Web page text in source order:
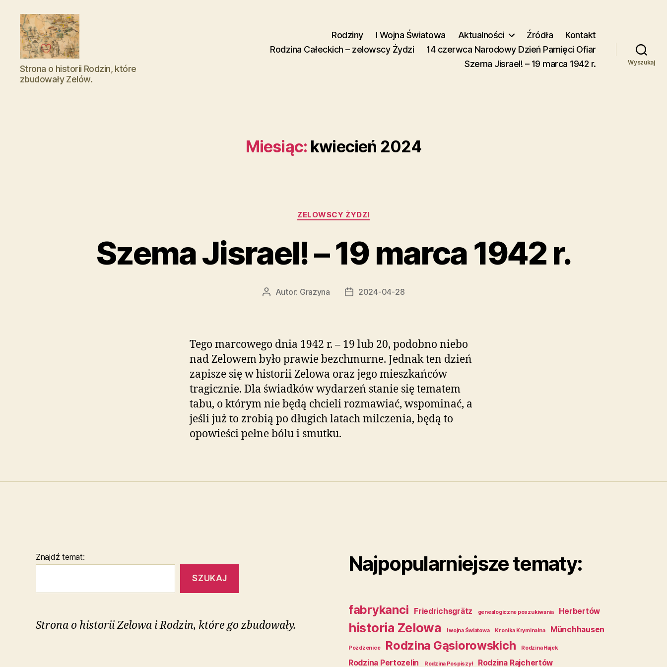
Zelowskie
Rody
Strona o historii Rodzin, które
zbudowały Zelów.
Rodziny I Wojna Światowa Aktualności Źródła
Kontakt
Rodzina Całeckich – zelowscy Żydzi
14 czerwca Narodowy Dzień Pamięci Ofiar
Szema Jisrael! – 19 marca 1942 r.
Wyszukaj
Miesiąc: kwiecień 2024
Kategorie
ZELOWSCY ŻYDZI
Szema Jisrael! – 19 marca 1942 r.
AutorAutor: Grazyna
Data2024-04-28
Tego marcowego dnia 1942 r. – 19 lub 20, podobno niebo
nad Zelowem było prawie bezchmurne. Jednak ten dzień
zapisze się w historii Zelowa oraz jego mieszkańców
tragicznie. Dla świadków wydarzeń stanie się tematem
tabu, o którym nie będą chcieli rozmawiać, wspominać, a
jeśli już to zrobią po długich latach milczenia, będą to
opowieści pełne bólu i smutku.
Znajdź temat:
SZUKAJ
Strona o historii Zelowa i Rodzin, które go zbudowały.
Najpopularniejsze tematy:
fabrykanci Friedrichsgrätz genealogiczne poszukiwania Herbertów
historia Zelowa I wojna Światowa Kronika Kryminalna Münchhausen
Pożdżenice Rodzina Gąsiorowskich Rodzina Hajek
Rodzina Pertozelin Rodzina Pospiszył Rodzina Rajchertów